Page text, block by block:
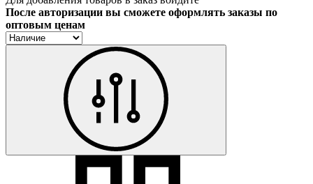
После авторизации вы сможете оформлять заказы по
оптовым ценам